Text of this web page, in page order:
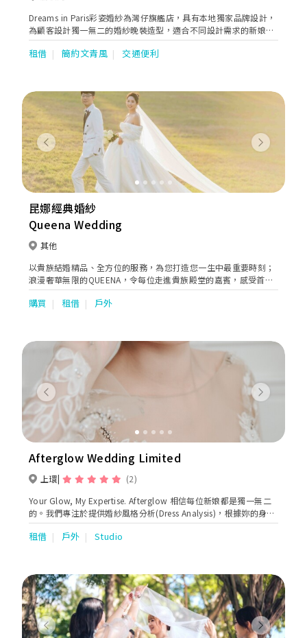
Dreams in Paris彩姿婚紗為灣仔旗艦店，具有本地獨家品牌設計，
為顧客設計獨一無二的婚紗晚裝造型，適合不同設計需求的新娘。
另有媽咪/主人家/宴會服/姊妹裙/租借及訂造服務，且提供專業星
级化妝髮型：新娘妝頭/姊妹妝頭/主人家妝頭/男士妝頭及形象指
人手美容服務，內外兼備，務求為新人提供優質的婚禮服務，令客
人婚禮達至完美。 具有20 年化妝及婚禮經驗，歡迎各位預約查
詢，在灣仔1000尺舒適的環境下，見証婚禮過程的成長。我們團隊
會貼心為大家服務及解答。你們的支持就是我們前進的動力。
租借 簡約文青風 交通便利
Previous Next
昆娜經典婚紗
Queena Wedding
其他
以貴族結婚精品、全方位的服務，為您打造您一生中最重要時刻；
浪漫奢華無限的QUEENA，令每位走進貴族殿堂的嘉賓，感受首席
般尊爵禮遇，真正做到全方位、面面俱到的服務，讓您深感信賴和
寵愛！嚴謹專業御用團隊，我們誠心締造讓新人安心、家人放心、
購買 租借 戶外
Previous Next
Afterglow Wedding Limited
上環
(2)
Your Glow, My Expertise. Afterglow 相信每位新娘都是獨一無二
的。我們專注於提供婚紗風格分析(Dress Analysis)，根據妳的身型
及喜好尋找最合適的婚紗。除了品牌婚紗租借，我們還提供為香港
新娘身形而設的自家設計輕婚紗租借訂做、專業的化妝攝影服務。
多樣化婚紗選擇： 從自家設計的輕婚紗到各大設計品牌，我們提供
廣泛的婚紗選擇，無論是經典、現代還是浪漫風格都確保每位新娘
都能找到心儀的款式， 個性化造型服務： 店主對婚紗及攝影的經
驗可以為新人提供全面的美術指導，不論婚紗照或婚禮均可確保整
體造型協調，讓每一個瞬間都充滿美感。
租借 戶外 Studio
Previous Next